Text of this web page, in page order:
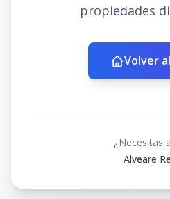
propiedades
Volver
¿Necesitas
Alveare